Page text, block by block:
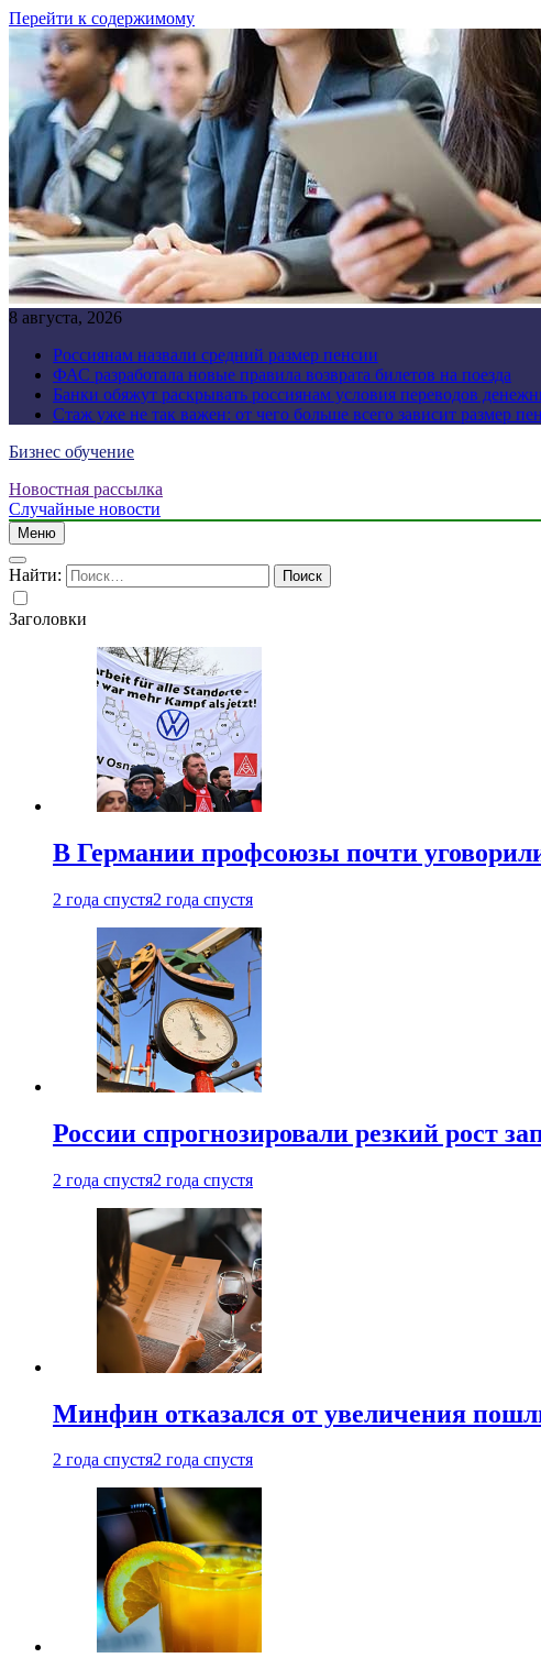
Перейти к содержимому
8 августа, 2026
Россиянам назвали средний размер пенсии
ФАС разработала новые правила возврата билетов на поезда
Банки обяжут раскрывать россиянам условия переводов
Стаж уже не так важен: от чего больше всего зависит размер
Бизнес обучение
Новостная рассылка
Случайные новости
Меню
Найти:
Заголовки
В Германии профсоюзы почти
2 года спустя2 года спустя
России спрогнозировали резкий рост
2 года спустя2 года спустя
Минфин отказался от увеличения
2 года спустя2 года спустя